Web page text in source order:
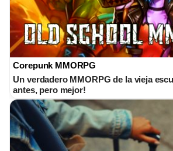
Corepunk MMORPG
Un verdadero MMORPG de la vieja
antes, pero mejor!